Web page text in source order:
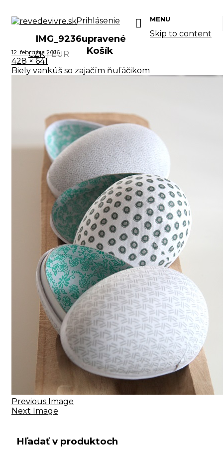
Prihlásenie
Košík
CZK|EUR
MENU
Skip to content
IMG_9236upravené
12. februára 2016
428 × 641
Biely vankúš so zajačím ňufáčikom
Previous Image
Next Image
Hľadať v produktoch